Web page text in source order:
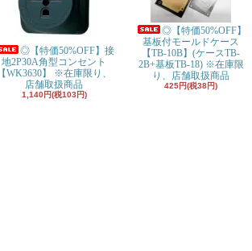
◎【特価50%OFF】接
地2P30A角型コンセント
【WK3630】 ※在庫限り、
店舗取扱商品
1,140円(税103円)
◎【特価50%OFF】
基板付モールドケース
【TB-10B】(ケースTB-
2B+基板TB-18) ※在庫限
り、店舗取扱商品
425円(税38円)